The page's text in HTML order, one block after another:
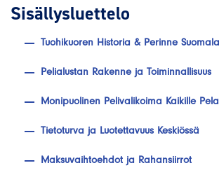
Sisällysluettelo
Tuohikuoren Historia & Perinne
Pelialustan Rakenne ja Toiminnallisuus
Monipuolinen Pelivalikoima Kaikille
Tietoturva ja Luotettavuus Keskiössä
Maksuvaihtoehdot ja Rahansiirrot